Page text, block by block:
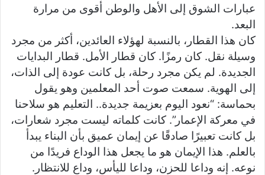
عبارات الشوق إلى الأهل والوطن أقوى من مرارة
البعد.
كان هذا القطار، بالنسبة لهؤلاء العائدين، أكثر من مجرد
وسيلة نقل. كان رمزًا. كان قطار الأمل. قطار البدايات
الجديدة. لم يكن مجرد رحلة، بل كانت عودة إلى الذات،
إلى الهوية. سمعت صوت أحد المعلمين وهو يقول
بحماسة: “نعود اليوم بعزيمة جديدة.. التعليم هو سلاحنا
في معركة الإعمار”. كانت كلماته ليست مجرد شعارات،
بل كانت تعبيرًا صادقًا عن إيمان عميق بأن البناء يبدأ
بالعلم. هذا الإيمان هو ما يجعل هذا الوداع فريدًا من
نوعه. إنه وداعا للحزن، وداعا لليأس، وداع للانتظار.